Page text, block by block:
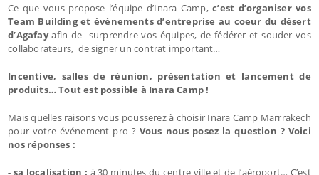
Ce que vous propose l’équipe d’Inara Camp,c’est d’organiser vos
Team Building et événements d’entreprise au coeur du désert
d’Agafayafin de surprendre vos équipes, de fédérer et souder vos
collaborateurs, de signer un contrat important…
Incentive, salles de réunion, présentation et lancement de
produits… Tout est possible à Inara Camp !
Mais quelles raisons vous pousserez à choisir Inara Camp Marrrakech
pour votre événement pro ? Vous nous posez la question ? Voici
nos réponses :
- sa localisation : à 30 minutes du centre ville et de l’aéroport… C’est